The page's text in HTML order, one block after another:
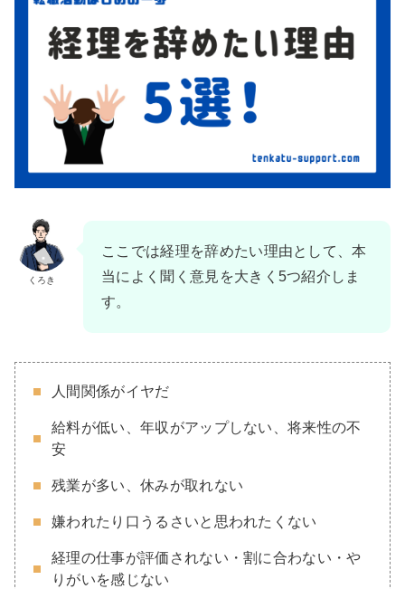
くろき
ここでは経理を辞めたい理由として、本
当によく聞く意見を大きく5つ紹介しま
す。
人間関係がイヤだ
給料が低い、年収がアップしない、将来性の不
安
残業が多い、休みが取れない
嫌われたり口うるさいと思われたくない
経理の仕事が評価されない・割に合わない・や
りがいを感じない